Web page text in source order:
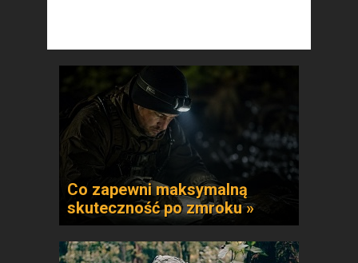
Co zapewni maksymalną
skuteczność po zmroku »